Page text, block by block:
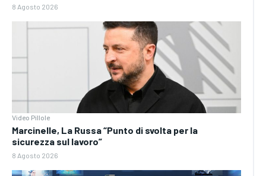
8 Agosto 2026
Video Pillole
Marcinelle, La Russa “Punto di svolta per la
sicurezza sul lavoro”
8 Agosto 2026